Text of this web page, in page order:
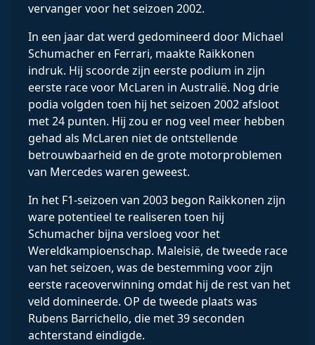
vervanger voor het seizoen 2002.
In een jaar dat werd gedomineerd door Michael
Schumacher en Ferrari, maakte Raikkonen
indruk. Hij scoorde zijn eerste podium in zijn
eerste race voor McLaren in Australië. Nog drie
podia volgden toen hij het seizoen 2002 afsloot
met 24 punten. Hij zou er nog veel meer hebben
gehad als McLaren niet de ontstellende
betrouwbaarheid en de grote motorproblemen
van Mercedes waren geweest.
In het F1-seizoen van 2003 begon Raikkonen zijn
ware potentieel te realiseren toen hij
Schumacher bijna versloeg voor het
Wereldkampioenschap. Maleisië, de tweede race
van het seizoen, was de bestemming voor zijn
eerste raceoverwinning omdat hij de rest van het
veld domineerde. OP de tweede plaats was
Rubens Barrichello, die met 39 seconden
achterstand eindigde.